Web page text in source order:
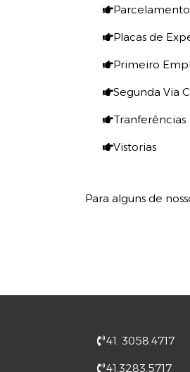
Placas de
Primeiro
Segunda Via
Tranferências
Vistorias
Para alguns de
41. 3058.4717
41.3283.5717